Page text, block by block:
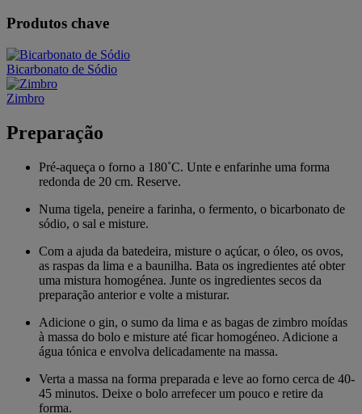
Produtos chave
Bicarbonato de Sódio
Zimbro
Preparação
Pré-aqueça o forno a 180˚C. Unte e enfarinhe uma forma
redonda de 20 cm. Reserve.
Numa tigela, peneire a farinha, o fermento, o bicarbonato de
sódio, o sal e misture.
Com a ajuda da batedeira, misture o açúcar, o óleo, os ovos,
as raspas da lima e a baunilha. Bata os ingredientes até obter
uma mistura homogénea. Junte os ingredientes secos da
preparação anterior e volte a misturar.
Adicione o gin, o sumo da lima e as bagas de zimbro moídas
à massa do bolo e misture até ficar homogéneo. Adicione a
água tónica e envolva delicadamente na massa.
Verta a massa na forma preparada e leve ao forno cerca de 40-
45 minutos. Deixe o bolo arrefecer um pouco e retire da
forma.